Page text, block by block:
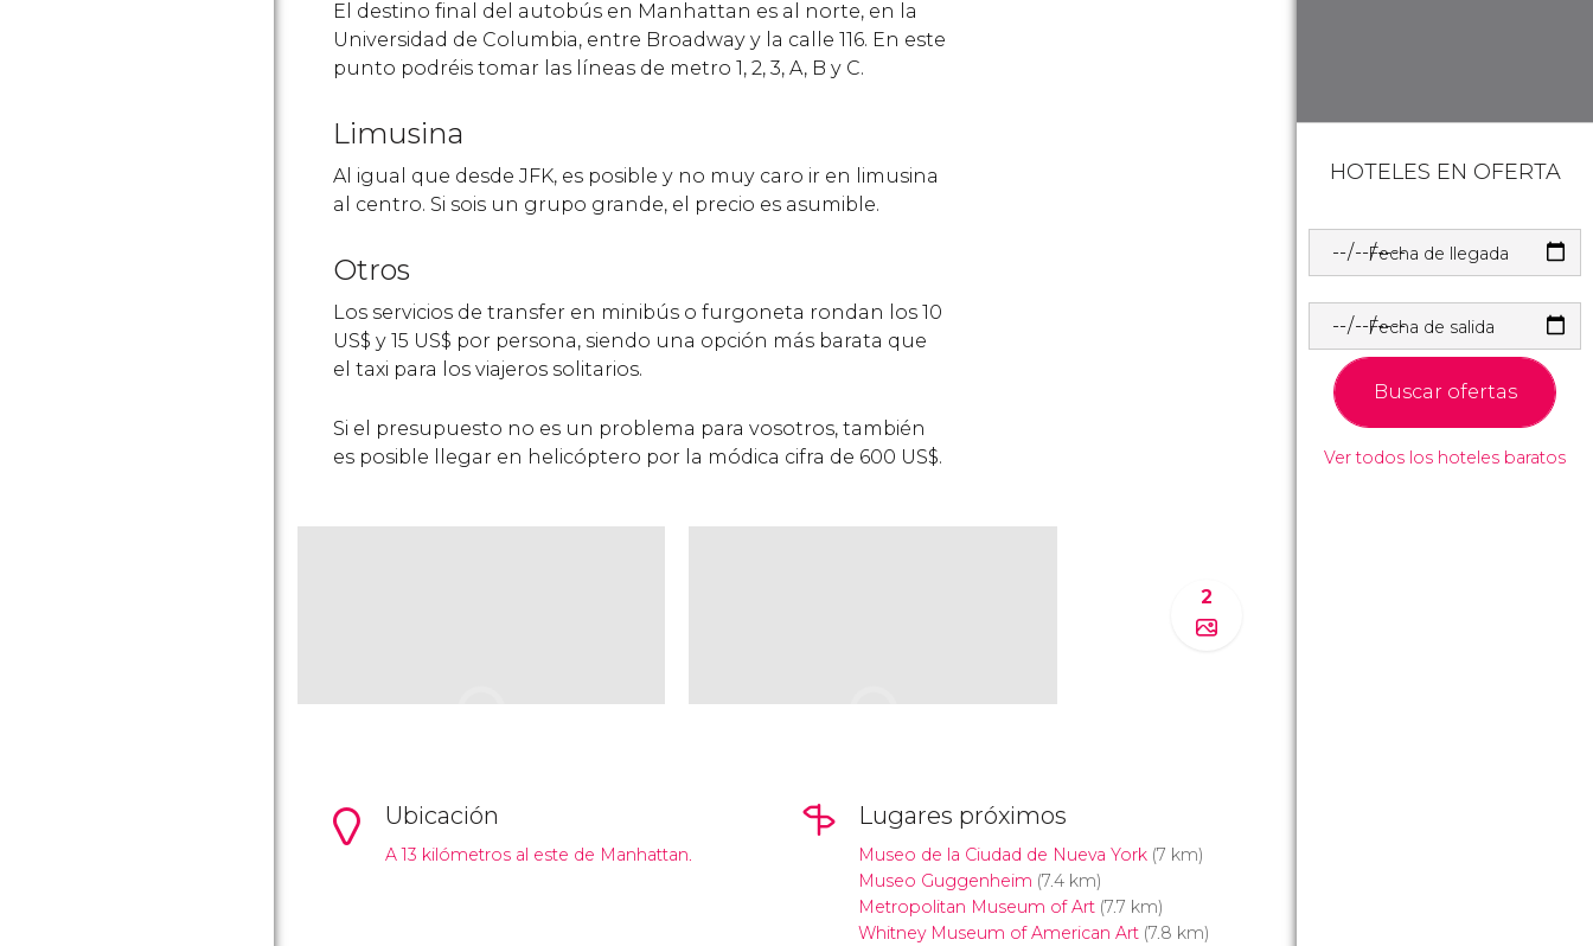
El destino final del autobús en Manhattan es al norte, en la
Universidad de Columbia, entre Broadway y la calle 116. En este
punto podréis tomar las líneas de metro 1, 2, 3, A, B y C.
Limusina
Al igual que desde JFK, es posible y no muy caro ir en limusina
al centro. Si sois un grupo grande, el precio es asumible.
Otros
Los servicios de transfer en minibús o furgoneta rondan los 10
US$ y 15 US$ por persona, siendo una opción más barata que
el taxi para los viajeros solitarios.
Si el presupuesto no es un problema para vosotros, también
es posible llegar en helicóptero por la módica cifra de 600 US$.
2
Ubicación
A 13 kilómetros al este de Manhattan.
Lugares próximos
Museo de la Ciudad de Nueva York(7 km)
Museo Guggenheim (7.4 km)
Metropolitan Museum of Art(7.7 km)
Whitney Museum of American Art(7.8 km)
HOTELES EN OFERTA
Fecha de llegada
Fecha de salida
Buscar ofertas
Ver todos los hoteles baratos